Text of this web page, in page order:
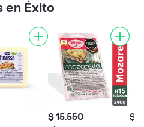
en Éxito
$ 15.550 $